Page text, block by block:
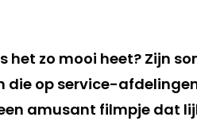
het zo mooi heet? Zijn
die op service-
amusant filmpje dat